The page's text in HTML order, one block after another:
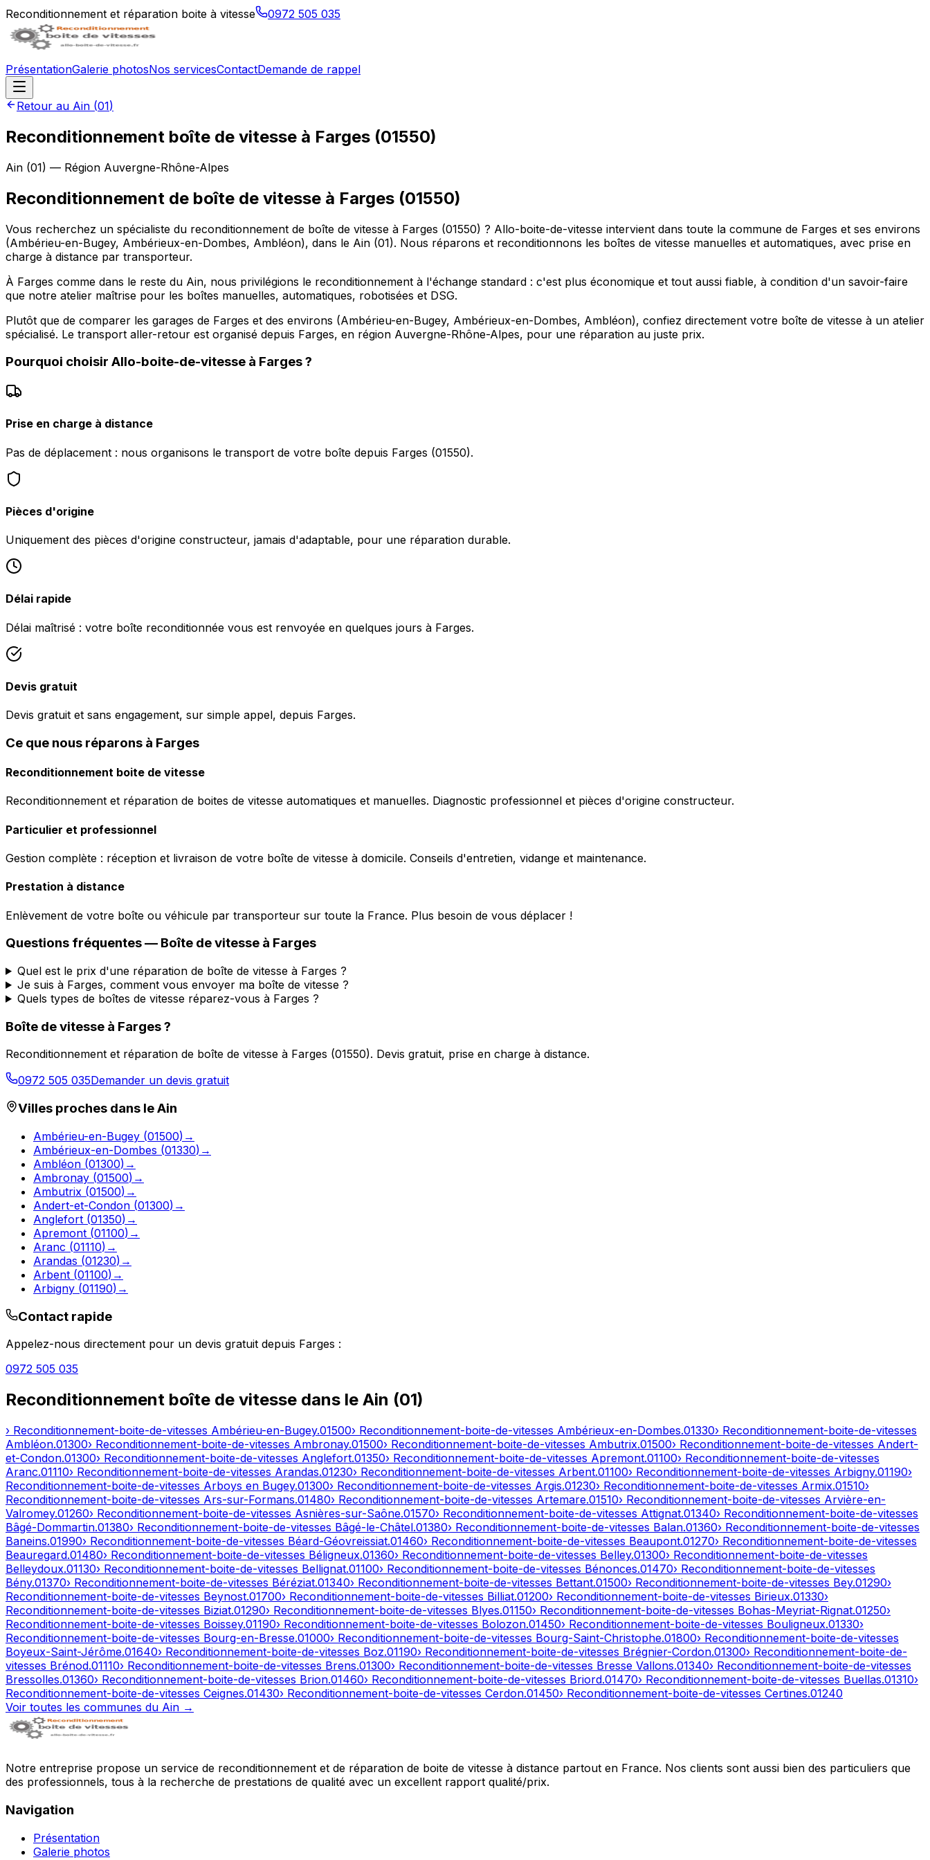
Reconditionnement et réparation boite à vitesse 0972 505 035
PrésentationGalerie photosNos servicesContactDemande de rappel
Retour au Ain (01)
Reconditionnement boîte de vitesse à Farges (01550)
Ain (01) — Région Auvergne-Rhône-Alpes
Reconditionnement de boîte de vitesse à Farges (01550)
Vous recherchez un spécialiste du reconditionnement de boîte de vitesse à Farges (01550) ? Allo-boite-de-vitesse intervient dans toute la commune de Farges et ses environs
(Ambérieu-en-Bugey, Ambérieux-en-Dombes, Ambléon), dans le Ain (01). Nous réparons et reconditionnons les boîtes de vitesse manuelles et automatiques, avec prise en
charge à distance par transporteur.
À Farges comme dans le reste du Ain, nous privilégions le reconditionnement à l'échange standard : c'est plus économique et tout aussi fiable, à condition d'un savoir-faire
que notre atelier maîtrise pour les boîtes manuelles, automatiques, robotisées et DSG.
Plutôt que de comparer les garages de Farges et des environs (Ambérieu-en-Bugey, Ambérieux-en-Dombes, Ambléon), confiez directement votre boîte de vitesse à un atelier
spécialisé. Le transport aller-retour est organisé depuis Farges, en région Auvergne-Rhône-Alpes, pour une réparation au juste prix.
Pourquoi choisir Allo-boite-de-vitesse à Farges?
Prise en charge à distance
Pas de déplacement : nous organisons le transport de votre boîte depuis Farges (01550).
Pièces d'origine
Uniquement des pièces d'origine constructeur, jamais d'adaptable, pour une réparation durable.
Délai rapide
Délai maîtrisé : votre boîte reconditionnée vous est renvoyée en quelques jours à Farges.
Devis gratuit
Devis gratuit et sans engagement, sur simple appel, depuis Farges.
Ce que nous réparons à Farges
Reconditionnement boite de vitesse
Reconditionnement et réparation de boites de vitesse automatiques et manuelles. Diagnostic professionnel et pièces d'origine constructeur.
Particulier et professionnel
Gestion complète : réception et livraison de votre boîte de vitesse à domicile. Conseils d'entretien, vidange et maintenance.
Prestation à distance
Enlèvement de votre boîte ou véhicule par transporteur sur toute la France. Plus besoin de vous déplacer !
Questions fréquentes — Boîte de vitesse à Farges
Quel est le prix d'une réparation de boîte de vitesse à Farges ?
Je suis à Farges, comment vous envoyer ma boîte de vitesse ?
Quels types de boîtes de vitesse réparez-vous à Farges ?
Boîte de vitesse à Farges?
Reconditionnement et réparation de boîte de vitesse à Farges (01550). Devis gratuit, prise en charge à distance.
0972 505 035Demander un devis gratuit
Villes proches dans leAin
Ambérieu-en-Bugey (01500) →
Ambérieux-en-Dombes (01330) →
Ambléon (01300) →
Ambronay (01500) →
Ambutrix (01500) →
Andert-et-Condon (01300) →
Anglefort (01350) →
Apremont (01100) →
Aranc (01110) →
Arandas (01230) →
Arbent (01100) →
Arbigny (01190) →
Contact rapide
Appelez-nous directement pour un devis gratuit depuis Farges :
0972 505 035
Reconditionnement boîte de vitesse dans le Ain (01)
› Reconditionnement-boite-de-vitesses Ambérieu-en-Bugey.01500› Reconditionnement-boite-de-vitesses Ambérieux-en-Dombes.01330› Reconditionnement-boite-de-vitesses
Ambléon.01300› Reconditionnement-boite-de-vitesses Ambronay.01500› Reconditionnement-boite-de-vitesses Ambutrix.01500› Reconditionnement-boite-de-vitesses Andert-
et-Condon.01300› Reconditionnement-boite-de-vitesses Anglefort.01350› Reconditionnement-boite-de-vitesses Apremont.01100› Reconditionnement-boite-de-vitesses
Aranc.01110› Reconditionnement-boite-de-vitesses Arandas.01230› Reconditionnement-boite-de-vitesses Arbent.01100› Reconditionnement-boite-de-vitesses Arbigny.01190›
Reconditionnement-boite-de-vitesses Arboys en Bugey.01300› Reconditionnement-boite-de-vitesses Argis.01230› Reconditionnement-boite-de-vitesses Armix.01510›
Reconditionnement-boite-de-vitesses Ars-sur-Formans.01480› Reconditionnement-boite-de-vitesses Artemare.01510› Reconditionnement-boite-de-vitesses Arvière-en-
Valromey.01260› Reconditionnement-boite-de-vitesses Asnières-sur-Saône.01570› Reconditionnement-boite-de-vitesses Attignat.01340› Reconditionnement-boite-de-vitesses
Bâgé-Dommartin.01380› Reconditionnement-boite-de-vitesses Bâgé-le-Châtel.01380› Reconditionnement-boite-de-vitesses Balan.01360› Reconditionnement-boite-de-vitesses
Baneins.01990› Reconditionnement-boite-de-vitesses Béard-Géovreissiat.01460› Reconditionnement-boite-de-vitesses Beaupont.01270› Reconditionnement-boite-de-vitesses
Beauregard.01480› Reconditionnement-boite-de-vitesses Béligneux.01360› Reconditionnement-boite-de-vitesses Belley.01300› Reconditionnement-boite-de-vitesses
Belleydoux.01130› Reconditionnement-boite-de-vitesses Bellignat.01100› Reconditionnement-boite-de-vitesses Bénonces.01470› Reconditionnement-boite-de-vitesses
Bény.01370› Reconditionnement-boite-de-vitesses Béréziat.01340› Reconditionnement-boite-de-vitesses Bettant.01500› Reconditionnement-boite-de-vitesses Bey.01290›
Reconditionnement-boite-de-vitesses Beynost.01700› Reconditionnement-boite-de-vitesses Billiat.01200› Reconditionnement-boite-de-vitesses Birieux.01330›
Reconditionnement-boite-de-vitesses Biziat.01290› Reconditionnement-boite-de-vitesses Blyes.01150› Reconditionnement-boite-de-vitesses Bohas-Meyriat-Rignat.01250›
Reconditionnement-boite-de-vitesses Boissey.01190› Reconditionnement-boite-de-vitesses Bolozon.01450› Reconditionnement-boite-de-vitesses Bouligneux.01330›
Reconditionnement-boite-de-vitesses Bourg-en-Bresse.01000› Reconditionnement-boite-de-vitesses Bourg-Saint-Christophe.01800› Reconditionnement-boite-de-vitesses
Boyeux-Saint-Jérôme.01640› Reconditionnement-boite-de-vitesses Boz.01190› Reconditionnement-boite-de-vitesses Brégnier-Cordon.01300› Reconditionnement-boite-de-
vitesses Brénod.01110› Reconditionnement-boite-de-vitesses Brens.01300› Reconditionnement-boite-de-vitesses Bresse Vallons.01340› Reconditionnement-boite-de-vitesses
Bressolles.01360› Reconditionnement-boite-de-vitesses Brion.01460› Reconditionnement-boite-de-vitesses Briord.01470› Reconditionnement-boite-de-vitesses Buellas.01310›
Reconditionnement-boite-de-vitesses Ceignes.01430› Reconditionnement-boite-de-vitesses Cerdon.01450› Reconditionnement-boite-de-vitesses Certines.01240
Voir toutes les communes du Ain →
Notre entreprise propose un service de reconditionnement et de réparation de boite de vitesse à distance partout en France. Nos clients sont aussi bien des particuliers que
des professionnels, tous à la recherche de prestations de qualité avec un excellent rapport qualité/prix.
Navigation
Présentation
Galerie photos